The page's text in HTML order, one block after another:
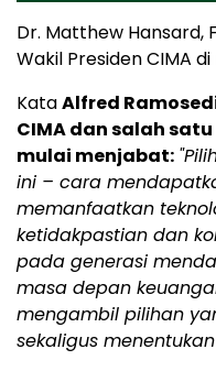
Dr. Matthew Hansard,
Wakil Presiden CIMA
KataAlfred
CIMA dan salah
mulai menjabat:
ini – cara
memanfaatkan
ketidakpastian dan
pada generasi
masa depan
mengambil pilihan
sekaligus